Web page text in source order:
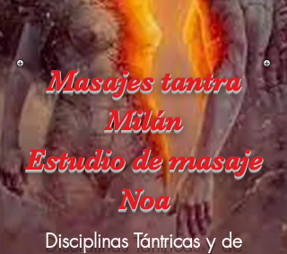
Masajes tantra
Milán
Estudio de masaje
Noa
Disciplinas Tántricas y de